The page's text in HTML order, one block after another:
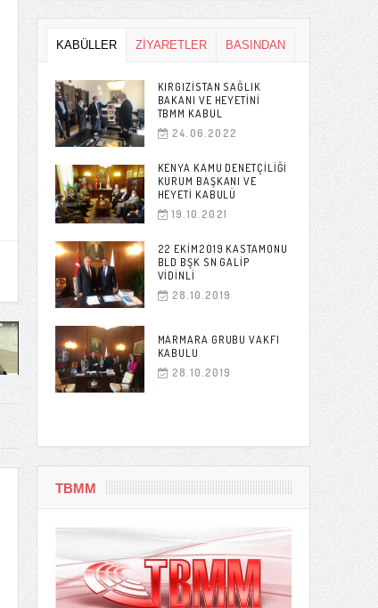
KABÜLLER ZİYARETLER BASINDAN
KIRGIZISTAN SAĞLIK
BAKANI VE HEYETINI
TBMM KABUL
24.06.2022
KENYA KAMU DENETÇILIĞI
KURUM BAŞKANI VE
HEYETI KABULÜ
19.10.2021
22 EKIM2019 KASTAMONU
BLD BŞK SN GALIP
VIDINLI
28.10.2019
MARMARA GRUBU VAKFI
KABULU
28.10.2019
TBMM